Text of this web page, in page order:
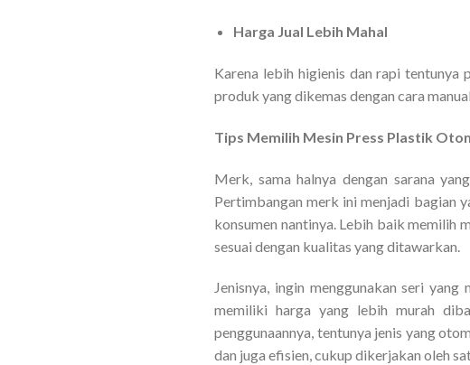
Harga Jual Lebih Mahal
Karena lebih higienis dan rapi tentunya
produk yang dikemas dengan cara
Tips Memilih Mesin Press Plastik
Merk, sama halnya dengan sarana
Pertimbangan merk ini menjadi bagian
konsumen nantinya. Lebih baik memilih
sesuai dengan kualitas yang ditawarkan.
Jenisnya, ingin menggunakan seri
memiliki harga yang lebih murah
penggunaannya, tentunya jenis yang
dan juga efisien, cukup dikerjakan oleh